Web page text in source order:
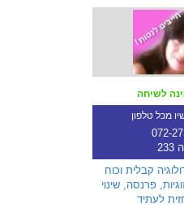
לשיחה
מכל טלפון
072-
קבלית וכוח
פרנסה, שינוי
לעתיד